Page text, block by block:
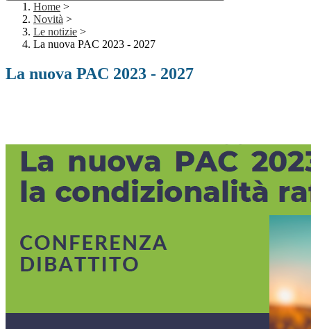
Home >
Novità >
Le notizie >
La nuova PAC 2023 - 2027
La nuova PAC 2023 - 2027